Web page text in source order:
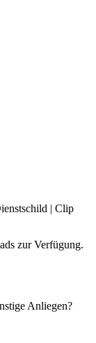
| Clip
zur Verfügung.
Anliegen?